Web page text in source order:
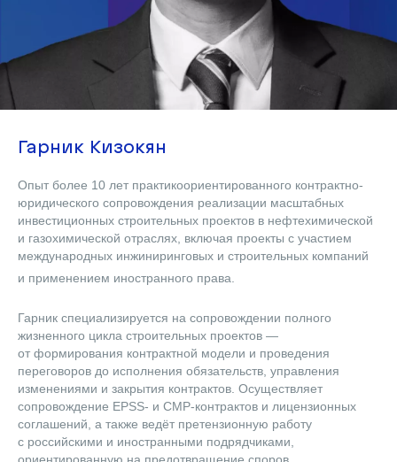
Гарник Кизокян
Опыт более 10 лет практикоориентированного контрактно-
юридического сопровождения реализации масштабных
инвестиционных строительных проектов в нефтехимической
и газохимической отраслях, включая проекты с участием
международных инжиниринговых и строительных компаний
и применением иностранного права.
Гарник специализируется на сопровождении полного
жизненного цикла строительных проектов —
от формирования контрактной модели и проведения
переговоров до исполнения обязательств, управления
изменениями и закрытия контрактов. Осуществляет
сопровождение EPSS- и СМР-контрактов и лицензионных
соглашений, а также ведёт претензионную работу
с российскими и иностранными подрядчиками,